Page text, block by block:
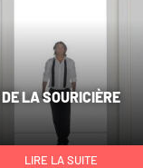
LA SOURICIÈRE
LIRE LA SUITE